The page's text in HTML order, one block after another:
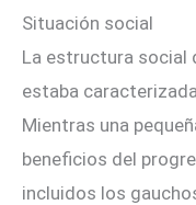
Situación social
La estructura social
estaba
Mientras una
beneficios del
incluidos los